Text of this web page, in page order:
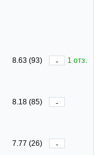
8.63 (93) -
1 отз.
8.18 (85)
-
7.77 (26)
-